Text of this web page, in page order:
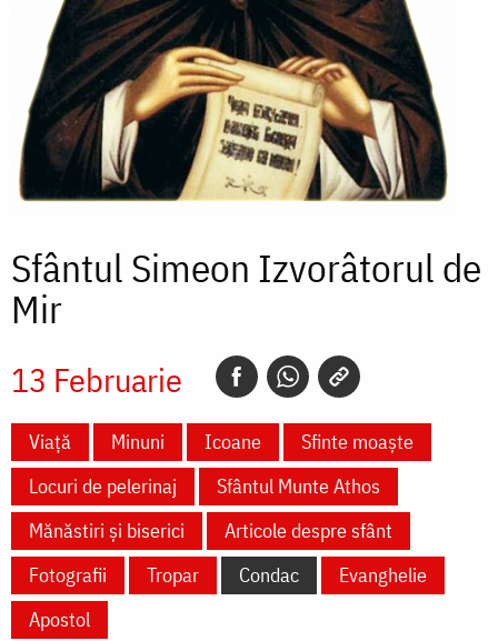
Sfântul Simeon Izvorâtorul de
Mir
13 Februarie
Viață Minuni Icoane
Sfinte moaște
Locuri de pelerinaj
Sfântul Munte Athos
Mănăstiri și biserici
Articole despre sfânt
Fotografii
Tropar Condac
Evanghelie
Apostol